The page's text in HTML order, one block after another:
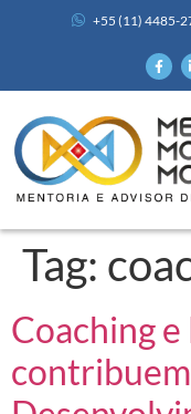
+55 (11) 4485-
Tag:
Coaching